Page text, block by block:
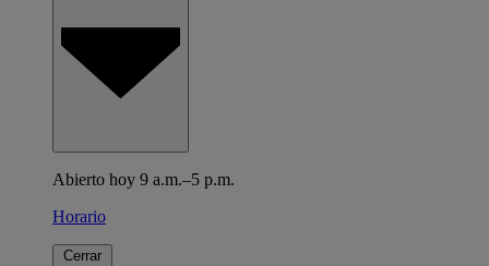
Abierto hoy 9 a.m.–5 p.m.
Horario
Cerrar